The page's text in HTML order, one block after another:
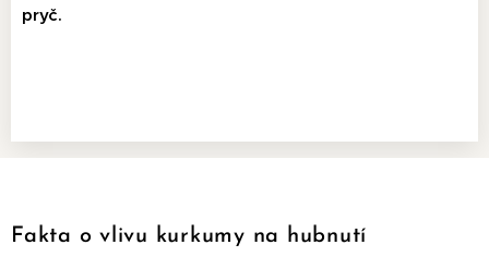
pryč.
Fakta o vlivu kurkumy na hubnutí